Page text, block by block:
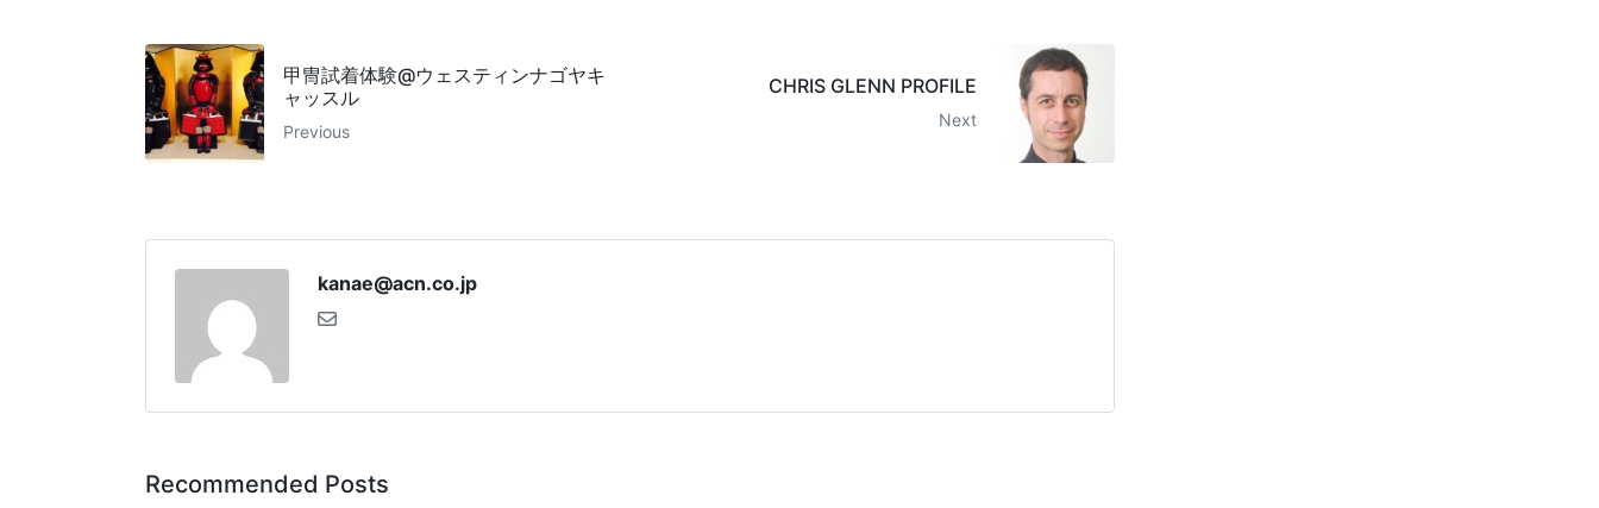
甲冑試着体験@ウェスティンナゴヤキ
ャッスル
Previous
CHRIS GLENN PROFILE
Next
kanae@acn.co.jp
Recommended Posts